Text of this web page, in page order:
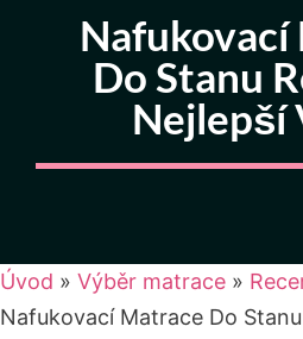
Nafukovací
Do Stanu
Nejlepší
Úvod » Výběr matrace »
Nafukovací Matrace Do